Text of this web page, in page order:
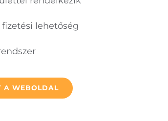
fizetési lehetőség
A WEBOLDAL